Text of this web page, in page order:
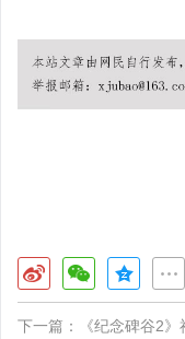
下一篇： 《纪念碑谷2